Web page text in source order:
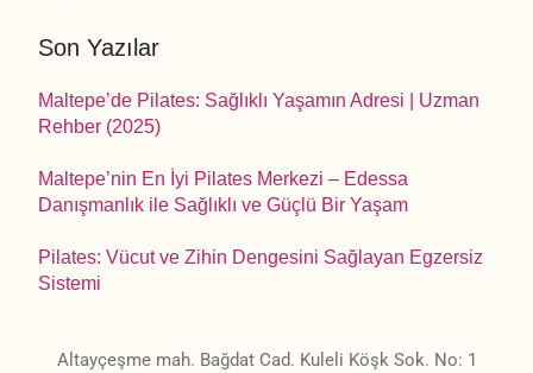
Son Yazılar
Maltepe’de Pilates: Sağlıklı Yaşamın Adresi | Uzman
Rehber (2025)
Maltepe’nin En İyi Pilates Merkezi – Edessa
Danışmanlık ile Sağlıklı ve Güçlü Bir Yaşam
Pilates: Vücut ve Zihin Dengesini Sağlayan Egzersiz
Sistemi
Altayçeşme mah. Bağdat Cad. Kuleli Köşk Sok. No: 1